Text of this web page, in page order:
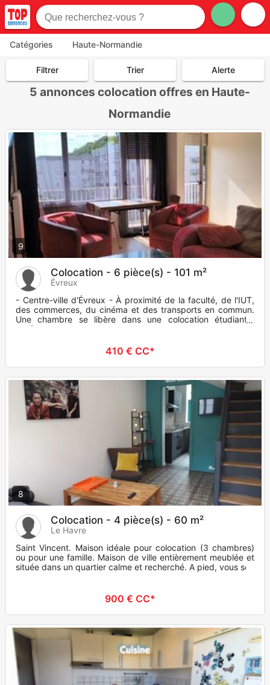
Catégories Haute-Normandie
Filtrer Trier Alerte
5 annonces colocation offres en Haute-
Normandie
9
Colocation - 6 pièce(s) - 101 m²
Évreux
- Centre-ville d'Évreux - À proximité de la faculté, de l'IUT,
des commerces, du cinéma et des transports en commun.
Une chambre se libère dans une colocation étudiante,
entière
410 € CC*
8
Colocation - 4 pièce(s) - 60 m²
Le Havre
Saint Vincent. Maison idéale pour colocation (3 chambres)
ou pour une famille. Maison de ville entièrement meublée et
située dans un quartier calme et recherché. A pied, vous ser
900 € CC*